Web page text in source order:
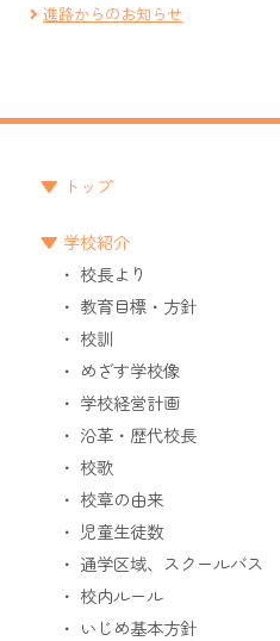
進路からのお知らせ
トップ
学校紹介
校長より
教育目標・方針
校訓
めざす学校像
学校経営計画
沿革・歴代校長
校歌
校章の由来
児童生徒数
通学区域、スクールバス
校内ルール
いじめ基本方針